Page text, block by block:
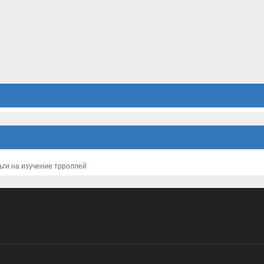
выделяют деньги на изучение трроллей